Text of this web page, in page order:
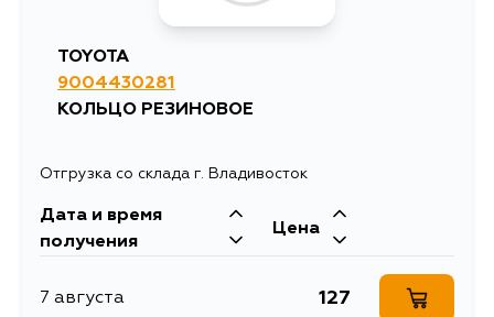
257
10 августа
12 августа 141
13 августа 257
TOYOTA
9004430281
КОЛЬЦО РЕЗИНОВОЕ
Отгрузка со склада г. Владивосток
Дата и время
получения
Цена
7 августа 127